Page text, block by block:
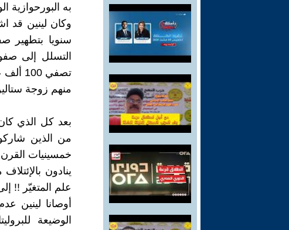
به البورحوازية
وكان لينين
سنويا بتطهير
منهم زوجة
بعد كل الذي
من الذين
خمسينيات
ينادون
علم المتغيّر !!
أوصانا لينين
الوضيعة